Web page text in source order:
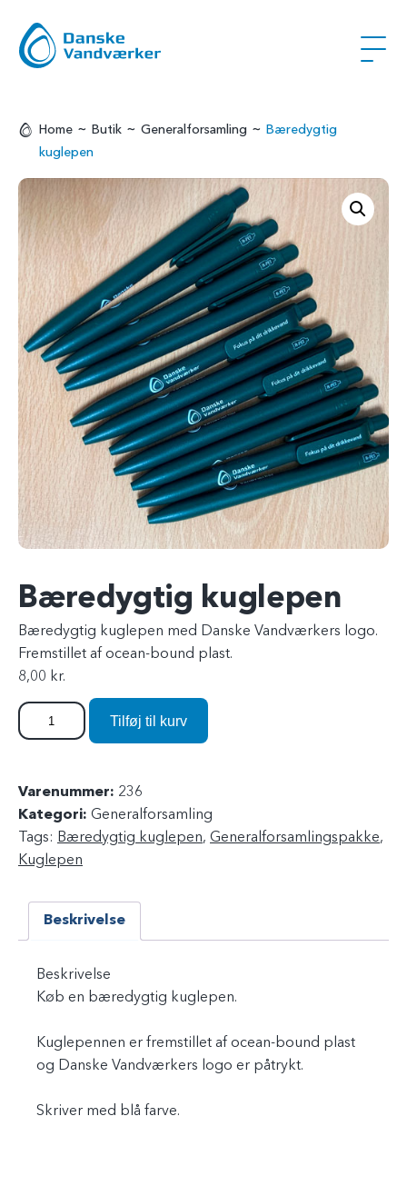
Home ~ Butik ~ Generalforsamling ~ Bæredygtig
kuglepen
Bæredygtig kuglepen
Bæredygtig kuglepen med Danske Vandværkers logo.
Fremstillet af ocean-bound plast.
8,00 kr.
d
y
t
u
e
p
Tilføj til kurv
Varenummer: 236
Kategori: Generalforsamling
Tags: Bæredygtig kuglepen, Generalforsamlingspakke,
Kuglepen
Beskrivelse
Beskrivelse
Køb en bæredygtig kuglepen.
Kuglepennen er fremstillet af ocean-bound plast
og Danske Vandværkers logo er påtrykt.
Skriver med blå farve.